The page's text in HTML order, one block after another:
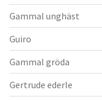
Gammal unghäst
Guiro
Gammal gröda
Gertrude ederle